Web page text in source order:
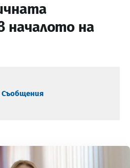
началото на
Съобщения